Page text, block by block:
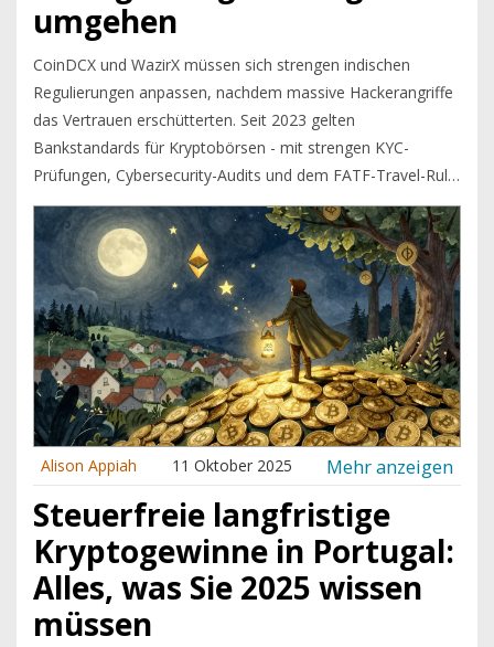
umgehen
CoinDCX und WazirX müssen sich strengen indischen
Regulierungen anpassen, nachdem massive Hackerangriffe
das Vertrauen erschütterten. Seit 2023 gelten
Bankstandards für Kryptobörsen - mit strengen KYC-
Prüfungen, Cybersecurity-Audits und dem FATF-Travel-Rule.
Wer nicht mitmacht, wird ausgeschaltet.
Alison Appiah 11 Oktober 2025 Mehr anzeigen
Steuerfreie langfristige
Kryptogewinne in Portugal:
Alles, was Sie 2025 wissen
müssen